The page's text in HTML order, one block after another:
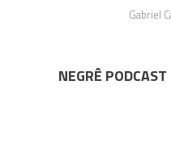
Gabriel
NEGRÊ